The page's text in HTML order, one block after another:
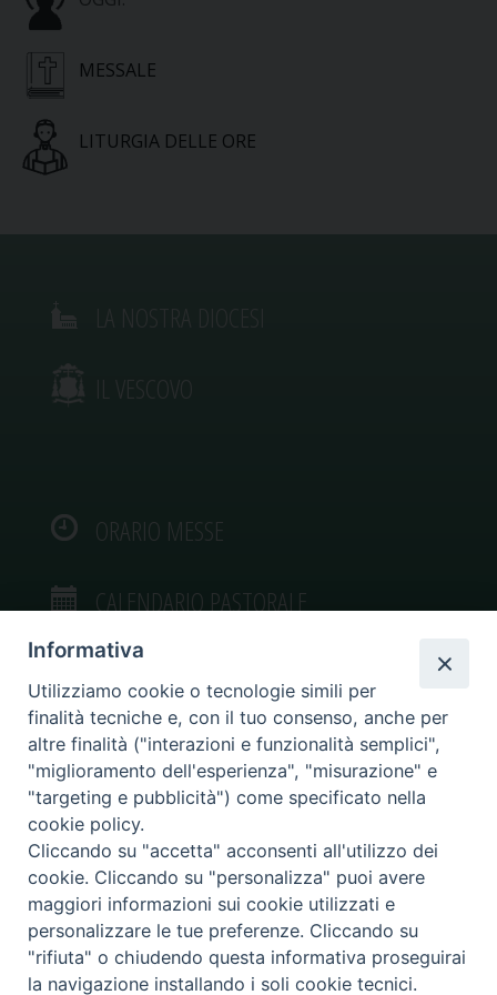
MESSALE
LITURGIA DELLE ORE
IL VESCOVO
ORARIO MESSE
CALENDARIO PASTORALE
VIDEOGALLERY
PHOTOGALLERY
Diocesi di Caltagirone
Piazza San Francesco d’Assisi, 9 – tel. 0933.34186 – fax 0933.820590 e-mail:
comunicazionisociali@diocesidicaltagirone.it
Informativa
Utilizziamo cookie o tecnologie simili per
finalità tecniche e, con il tuo consenso, anche per
altre finalità ("interazioni e funzionalità semplici",
"miglioramento dell'esperienza", "misurazione" e
"targeting e pubblicità") come specificato nella
cookie policy.
Cliccando su "accetta" acconsenti all'utilizzo dei
cookie. Cliccando su "personalizza" puoi avere
maggiori informazioni sui cookie utilizzati e
personalizzare le tue preferenze. Cliccando su
"rifiuta" o chiudendo questa informativa proseguirai
la navigazione installando i soli cookie tecnici.